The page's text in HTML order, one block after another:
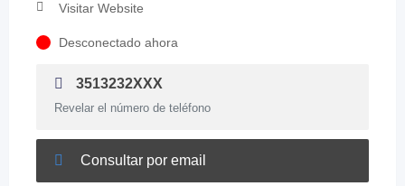
Visitar Website
Desconectado ahora
3513232XXX
Revelar el número de teléfono
Consultar por email